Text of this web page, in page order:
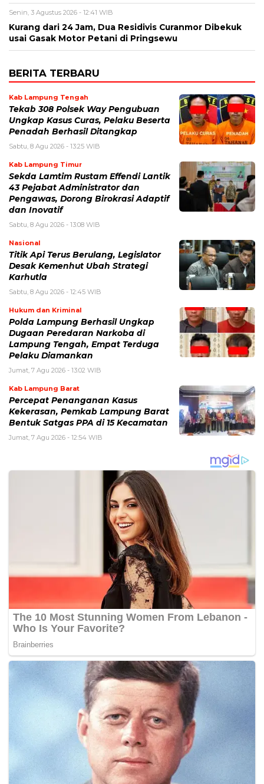
Senin, 3 Agustus 2026 - 12:41 WIB
Kurang dari 24 Jam, Dua Residivis Curanmor Dibekuk
usai Gasak Motor Petani di Pringsewu
BERITA TERBARU
Kab Lampung Tengah
Tekab 308 Polsek Way Pengubuan
Ungkap Kasus Curas, Pelaku Beserta
Penadah Berhasil Ditangkap
Sabtu, 8 Agu 2026 - 13:25 WIB
Kab Lampung Timur
Sekda Lamtim Rustam Effendi Lantik
43 Pejabat Administrator dan
Pengawas, Dorong Birokrasi Adaptif
dan Inovatif
Sabtu, 8 Agu 2026 - 13:08 WIB
Nasional
Titik Api Terus Berulang, Legislator
Desak Kemenhut Ubah Strategi
Karhutla
Sabtu, 8 Agu 2026 - 12:45 WIB
Hukum dan Kriminal
Polda Lampung Berhasil Ungkap
Dugaan Peredaran Narkoba di
Lampung Tengah, Empat Terduga
Pelaku Diamankan
Jumat, 7 Agu 2026 - 13:02 WIB
Kab Lampung Barat
Percepat Penanganan Kasus
Kekerasan, Pemkab Lampung Barat
Bentuk Satgas PPA di 15 Kecamatan
Jumat, 7 Agu 2026 - 12:54 WIB